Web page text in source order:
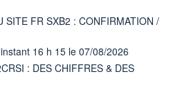
SITE FR SXB2 : CONFIRMATION /
16 h 15 le 07/08/2026
: DES CHIFFRES & DES